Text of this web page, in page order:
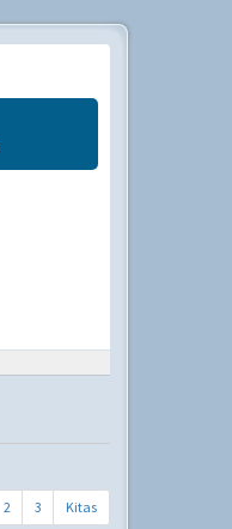
2 3 Kitas